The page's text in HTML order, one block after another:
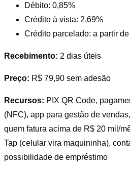
Débito: 0,85%
Crédito à vista: 2,69%
Crédito parcelado: a partir
Recebimento: 2 dias úteis
Preço: R$ 79,90 sem adesão
Recursos: PIX QR Code,
(NFC), app para gestão de
quem fatura acima de R$ 20 mil/
Tap (celular vira maquininha),
possibilidade de empréstimo